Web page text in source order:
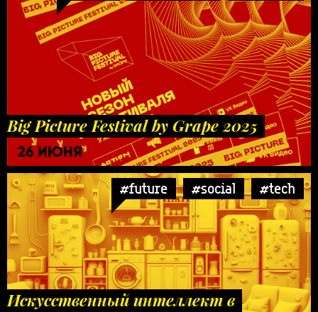
Big Picture Festival by Grape 2025
26 ИЮНЯ
#future #social #tech
Искусственный интеллект в